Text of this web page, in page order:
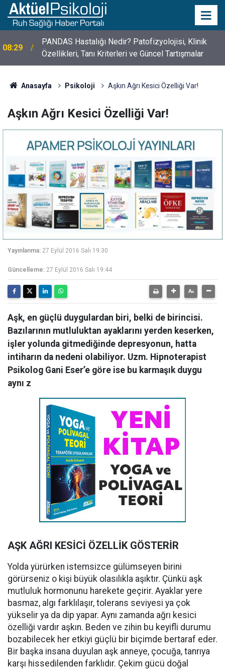
10:30
10 Mayıs Psikologlar Günü Nasıl Ortaya Çıktı? 10
Mayıs Tarihinin Hikayesi
Anasayfa Psikoloji Aşkın Ağrı Kesici Özelliği Var!
Aşkın Ağrı Kesici Özelliği Var!
Yayınlanma: 27 Eylül 2016 Salı 19:30
Güncelleme: 27 Eylül 2016 Salı 19:44
Aşk, en güçlü duygulardan biri, belki de birincisi.
Bazılarının mutluluktan ayaklarını yerden keserken,
işler yolunda gitmediğinde depresyonun, hatta
intiharın da nedeni olabiliyor. Uzm. Hipnoterapist
Psikolog Gani Eser’e göre ise bu karmaşık duygu
aynı z
AŞK AĞRI KESİCİ ÖZELLİK GÖSTERİR
Yolda yürürken istemsizce gülümseyen birini
görürseniz o kişi büyük olasılıkla aşıktır. Çünkü aşk
mutluluk hormonunu harekete geçirir. Ayaklar yere
basmaz, algı farklılaşır, tolerans seviyesi ya çok
yükselir ya da dip yapar. Aynı zamanda ağrı kesici
özelliği vardır aşkın. Beden ve zihin bu keyifli durumu
bozabilecek her etkiyi güçlü bir biçimde bertaraf eder.
Bir başka insana duyulan aşk anneye, çocuğa, tanrıya
karşı hissedilenden farklıdır. Çekim gücü doğal